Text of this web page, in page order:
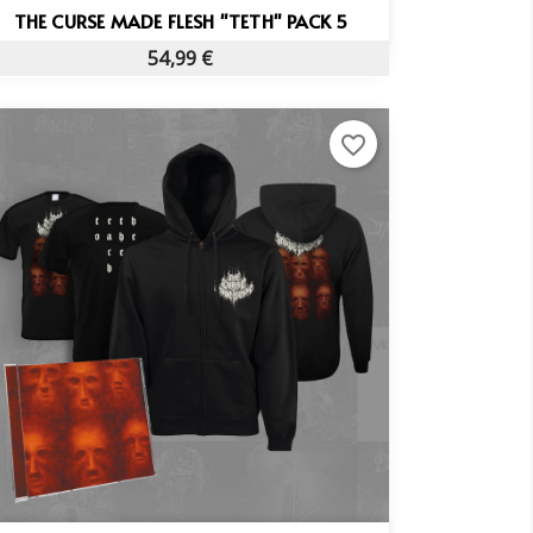
×
THE CURSE MADE FLESH "TETH" PACK 5
54,99 €
Vista rápida
favorite_border